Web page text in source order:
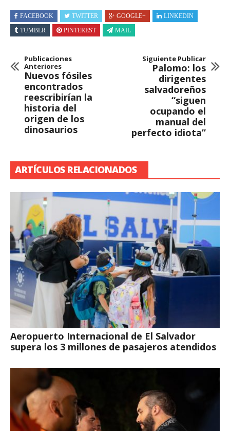
FACEBOOK TWITTER GOOGLE+
LINKEDIN
TUMBLR
PINTEREST MAIL
Publicaciones
Anteriores
Nuevos fósiles
encontrados
reescribirían la
historia del
origen de los
dinosaurios
Siguiente Publicar
Palomo: los
dirigentes
salvadoreños
“siguen
ocupando el
manual del
perfecto idiota”
ARTÍCULOS RELACIONADOS
Aeropuerto Internacional de El Salvador
supera los 3 millones de pasajeros atendidos